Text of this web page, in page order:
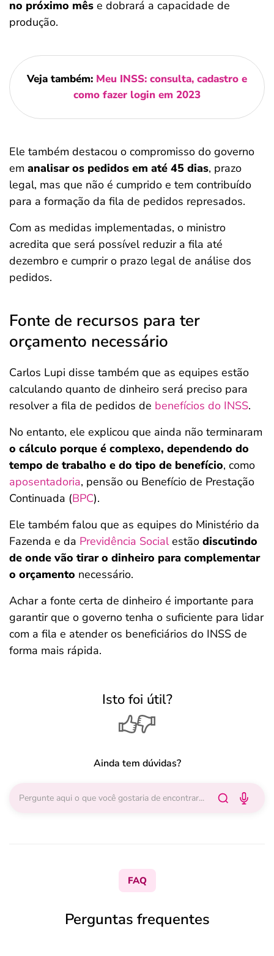
no próximo mês e dobrará a capacidade de
produção.
Veja também: Meu INSS: consulta, cadastro e
como fazer login em 2023
Ele também destacou o compromisso do governo
em analisar os pedidos em até 45 dias, prazo
legal, mas que não é cumprido e tem contribuído
para a formação da fila de pedidos represados.
Com as medidas implementadas, o ministro
acredita que será possível reduzir a fila até
dezembro e cumprir o prazo legal de análise dos
pedidos.
Fonte de recursos para ter
orçamento necessário
Carlos Lupi disse também que as equipes estão
calculando quanto de dinheiro será preciso para
resolver a fila de pedidos de benefícios do INSS.
No entanto, ele explicou que ainda não terminaram
o cálculo porque é complexo, dependendo do
tempo de trabalho e do tipo de benefício, como
aposentadoria, pensão ou Benefício de Prestação
Continuada (BPC).
Ele também falou que as equipes do Ministério da
Fazenda e da Previdência Socialestão discutindo
de onde vão tirar o dinheiro para complementar
o orçamento necessário.
Achar a fonte certa de dinheiro é importante para
garantir que o governo tenha o suficiente para lidar
com a fila e atender os beneficiários do INSS de
forma mais rápida.
Isto foi útil?
Ainda tem dúvidas?
FAQ
Perguntas frequentes